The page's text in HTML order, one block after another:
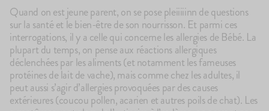
Quand on est jeune parent, on se pose pleiiiiinn de questions
sur la santé et le bien-être de son nourrisson. Et parmi ces
interrogations, il y a celle qui concerne les allergies de Bébé. La
plupart du temps, on pense aux réactions allergiques
déclenchées par les aliments (et notamment les fameuses
protéines de lait de vache), mais comme chez les adultes, il
peut aussi s’agir d’allergies provoquées par des causes
extérieures (coucou pollen, acarien et autres poils de chat). Les